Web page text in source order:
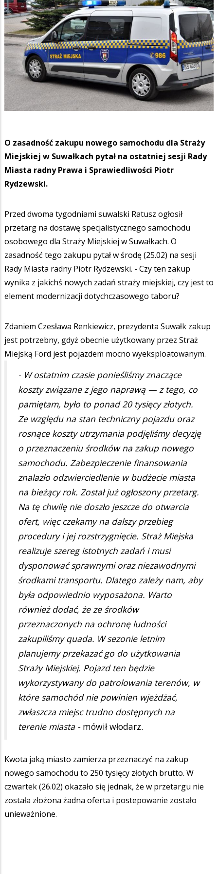
O zasadność zakupu nowego samochodu dla Straży
Miejskiej w Suwałkach pytał na ostatniej sesji Rady
Miasta radny Prawa i Sprawiedliwości Piotr
Rydzewski.
Przed dwoma tygodniami suwalski Ratusz ogłosił
przetarg na dostawę specjalistycznego samochodu
osobowego dla Straży Miejskiej w Suwałkach. O
zasadność tego zakupu pytał w środę (25.02) na sesji
Rady Miasta radny Piotr Rydzewski. - Czy ten zakup
wynika z jakichś nowych zadań straży miejskiej, czy jest to
element modernizacji dotychczasowego taboru?
Zdaniem Czesława Renkiewicz, prezydenta Suwałk zakup
jest potrzebny, gdyż obecnie użytkowany przez Straż
Miejską Ford jest pojazdem mocno wyeksploatowanym.
- W ostatnim czasie ponieśliśmy znaczące
koszty związane z jego naprawą — z tego, co
pamiętam, było to ponad 20 tysięcy złotych.
Ze względu na stan techniczny pojazdu oraz
rosnące koszty utrzymania podjęliśmy decyzję
o przeznaczeniu środków na zakup nowego
samochodu. Zabezpieczenie finansowania
znalazło odzwierciedlenie w budżecie miasta
na bieżący rok. Został już ogłoszony przetarg.
Na tę chwilę nie doszło jeszcze do otwarcia
ofert, więc czekamy na dalszy przebieg
procedury i jej rozstrzygnięcie. Straż Miejska
realizuje szereg istotnych zadań i musi
dysponować sprawnymi oraz niezawodnymi
środkami transportu. Dlatego zależy nam, aby
była odpowiednio wyposażona. Warto
również dodać, że ze środków
przeznaczonych na ochronę ludności
zakupiliśmy quada. W sezonie letnim
planujemy przekazać go do użytkowania
Straży Miejskiej. Pojazd ten będzie
wykorzystywany do patrolowania terenów, w
które samochód nie powinien wjeżdżać,
zwłaszcza miejsc trudno dostępnych na
terenie miasta - mówił włodarz.
Kwota jaką miasto zamierza przeznaczyć na zakup
nowego samochodu to 250 tysięcy złotych brutto. W
czwartek (26.02) okazało się jednak, że w przetargu nie
została złożona żadna oferta i postepowanie zostało
unieważnione.